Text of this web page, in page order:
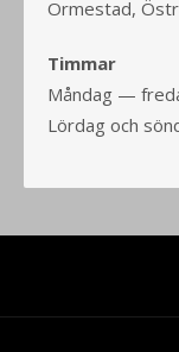
Ormestad,
Timmar
Måndag —
Lördag och